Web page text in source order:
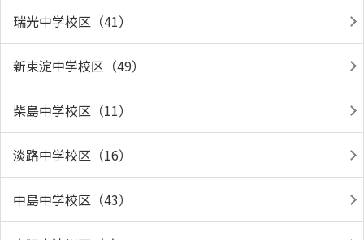
瑞光中学校区（41）
新東淀中学校区（49）
柴島中学校区（11）
淡路中学校区（16）
中島中学校区（43）